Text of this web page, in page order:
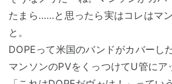
たまら……と思ったら実はコレはマ
と。
DOPEって米国のバンドがカバーし
マンソンのPVをくっつけてU管にア